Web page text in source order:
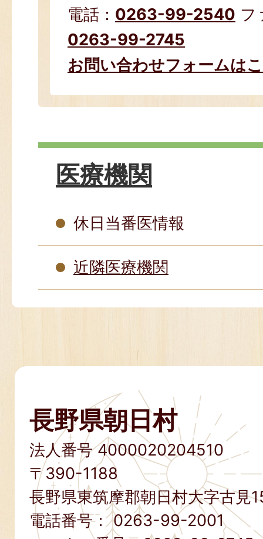
電話： 0263-99-2540 フ
0263-99-2745
お問い合わせフォームは
医療機関
休日当番医情報
近隣医療機関
長野県朝日村
法人番号 4000020204510
〒390-1188
長野県東筑摩郡朝日村大字古見
電話番号：0263-99-2001